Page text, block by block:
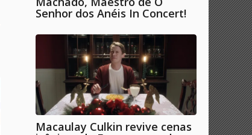
Senhor dos Anéis In Concert!
Macaulay Culkin revive cenas